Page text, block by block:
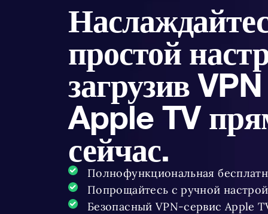
простой
загрузив
Apple TV
сейчас.
Полнофункциональная
Попрощайтесь с ручной
Безопасный VPN-сервис Apple